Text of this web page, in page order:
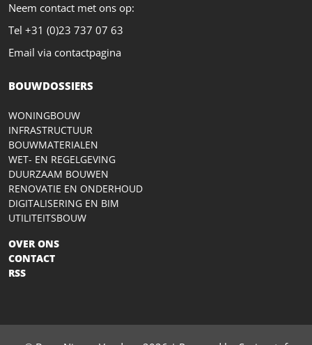
Neem contact met ons op:
Tel +31 (0)23 737 07 63
Email via contactpagina
BOUWDOSSIERS
WONINGBOUW
INFRASTRUCTUUR
BOUWMATERIALEN
WET- EN REGELGEVING
DUURZAAM BOUWEN
RENOVATIE EN ONDERHOUD
DIGITALISERING EN BIM
UTILITEITSBOUW
OVER ONS
CONTACT
RSS